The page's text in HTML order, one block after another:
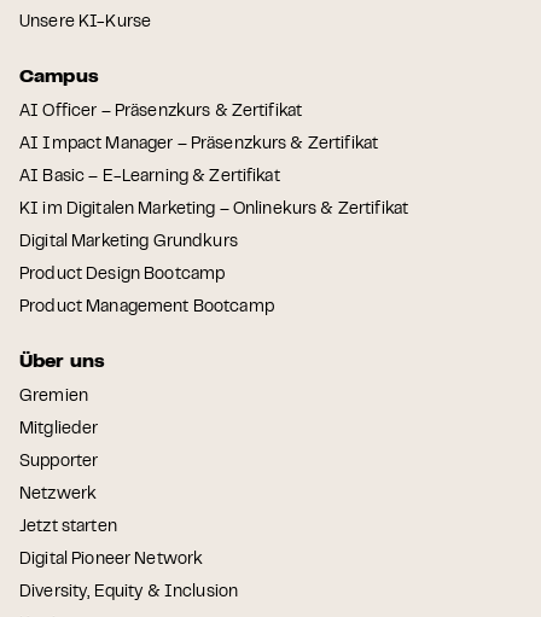
Unsere KI-Kurse
Campus
AI Officer – Präsenzkurs & Zertifikat
AI Impact Manager – Präsenzkurs & Zertifikat
AI Basic – E-Learning & Zertifikat
KI im Digitalen Marketing – Onlinekurs & Zertifikat
Digital Marketing Grundkurs
Product Design Bootcamp
Product Management Bootcamp
Über uns
Gremien
Mitglieder
Supporter
Netzwerk
Jetzt starten
Digital Pioneer Network
Diversity, Equity & Inclusion